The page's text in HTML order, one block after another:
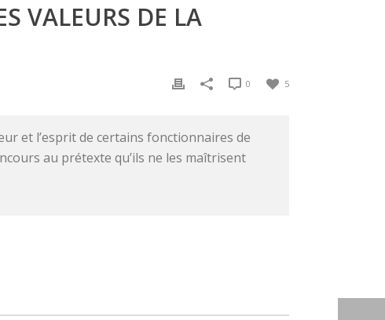
VALEURS DE LA
5
0
et l’esprit de certains fonctionnaires de
au prétexte qu’ils ne les maîtrisent